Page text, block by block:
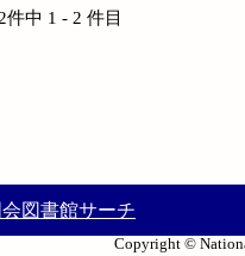
2件中 1 - 2 件目
図書館サーチ
Copyright ©